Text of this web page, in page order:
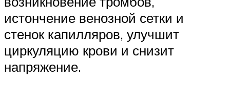
истончение венозной сетки и
стенок капилляров, улучшит
циркуляцию крови и снизит
напряжение.